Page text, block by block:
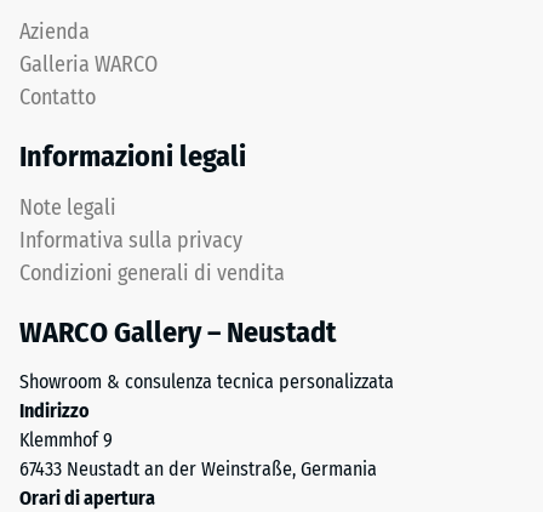
Azienda
Galleria WARCO
Contatto
Informazioni legali
Note legali
Informativa sulla privacy
Condizioni generali di vendita
WARCO Gallery – Neustadt
Showroom & consulenza tecnica personalizzata
Indirizzo
Klemmhof 9
67433 Neustadt an der Weinstraße, Germania
Orari di apertura